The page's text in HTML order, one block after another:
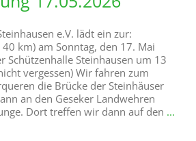
e.V. lädt ein zur:
km) am Sonntag, den 17. Mai
Schützenhalle Steinhausen um 13
vergessen) Wir fahren zum
die Brücke der Steinhäuser
an den Geseker Landwehren
Dort treffen wir dann auf den ...